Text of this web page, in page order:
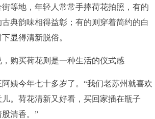
地，年轻人常常手捧荷花拍照，有的
典韵味相得益彰；有的则穿着简约的白
显得清新脱俗。
买荷花则是一种生活的仪式感
今年七十多岁了。“我们老苏州就喜欢
。荷花清新又好看，买回家插在瓶子
清香。”